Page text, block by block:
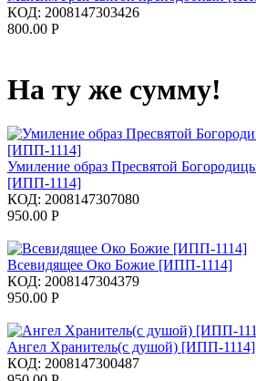
КОД: 2008147303426
800.00 Р
На ту же сумму!
Умиление образ Пресвятой
[ИПП-1114]
КОД: 2008147307080
950.00 Р
Всевидящее Око Божие [ИПП-1114]
КОД: 2008147304379
950.00 Р
Ангел Хранитель(с душой) [ИПП-1114]
КОД: 2008147300487